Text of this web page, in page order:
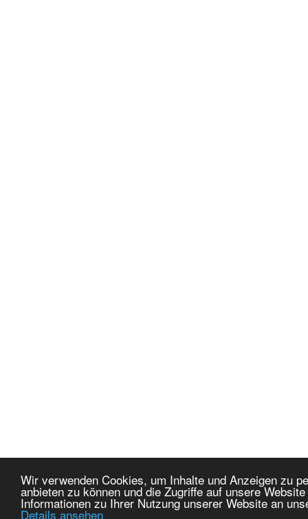
Wir verwenden Cookies, um Inhalte und Anzeigen zu
anbieten zu können und die Zugriffe auf unsere
Informationen zu Ihrer Nutzung unserer Website an
Details ansehen